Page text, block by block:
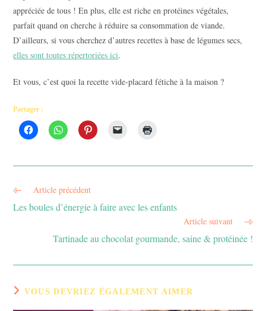
appréciée de tous ! En plus, elle est riche en protéines végétales,
parfait quand on cherche à réduire sa consommation de viande.
D’ailleurs, si vous cherchez d’autres recettes à base de légumes secs,
elles sont toutes répertoriées ici.
Et vous, c’est quoi la recette vide-placard fétiche à la maison ?
Partager :
Read
articles
Article précédent
Les boules d’énergie à faire avec les enfants
Article suivant
Tartinade au chocolat gourmande, saine & protéinée !
VOUS DEVRIEZ ÉGALEMENT AIMER